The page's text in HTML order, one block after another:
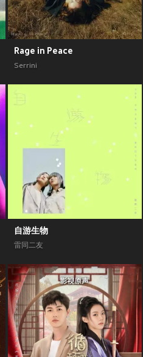
Rage in Peace
Serrini
自游生物
雷同二友